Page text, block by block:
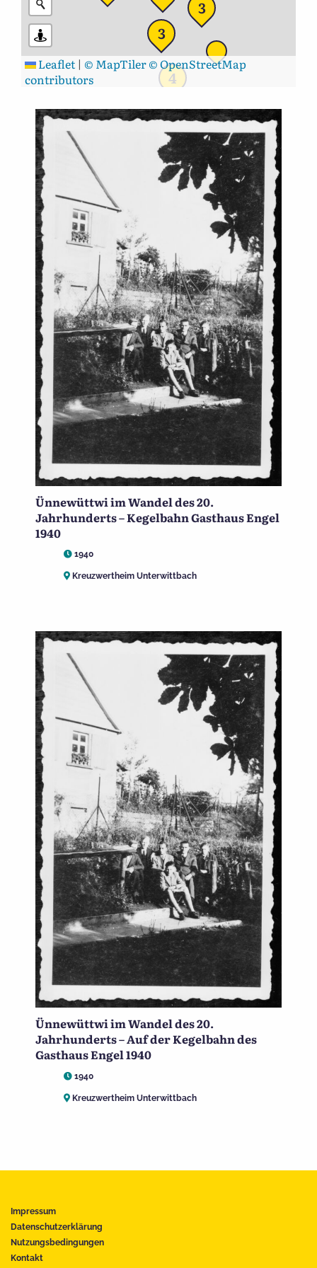
3
4
3
Leaflet | © MapTiler© OpenStreetMap
contributors
Ünnewüttwi im Wandel des 20.
Jahrhunderts – Kegelbahn Gasthaus Engel
1940
1940
Kreuzwertheim Unterwittbach
Ünnewüttwi im Wandel des 20.
Jahrhunderts – Auf der Kegelbahn des
Gasthaus Engel 1940
1940
Kreuzwertheim Unterwittbach
Impressum
Datenschutzerklärung
Nutzungsbedingungen
Kontakt